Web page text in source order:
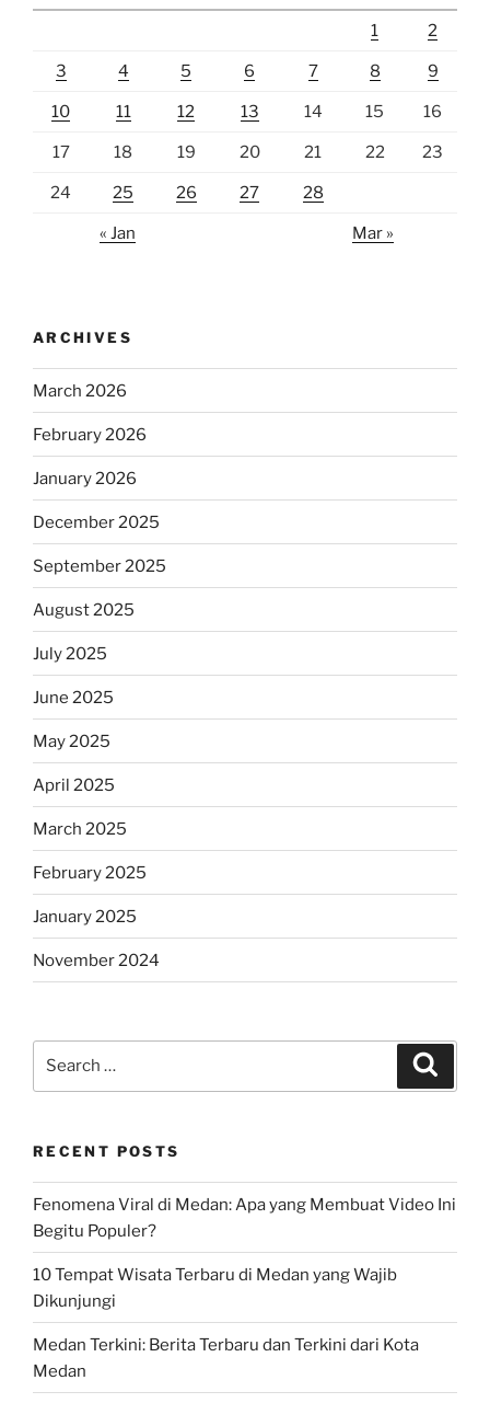
1 2
3 4 5 6 7 8 9
10 11 12 13 14 15 16
17 18 19 20 21 22 23
24 25 26 27 28
« Jan Mar »
ARCHIVES
March 2026
February 2026
January 2026
December 2025
September 2025
August 2025
July 2025
June 2025
May 2025
April 2025
March 2025
February 2025
January 2025
November 2024
RECENT POSTS
Fenomena Viral di Medan: Apa yang Membuat Video Ini
Begitu Populer?
10 Tempat Wisata Terbaru di Medan yang Wajib
Dikunjungi
Medan Terkini: Berita Terbaru dan Terkini dari Kota
Medan